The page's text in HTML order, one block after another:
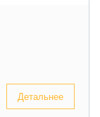
Детальнее